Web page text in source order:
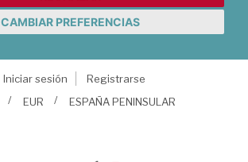
CAMBIAR PREFERENCIAS
Iniciar sesión
Registrarse
EUR ESPAÑA PENINSULAR